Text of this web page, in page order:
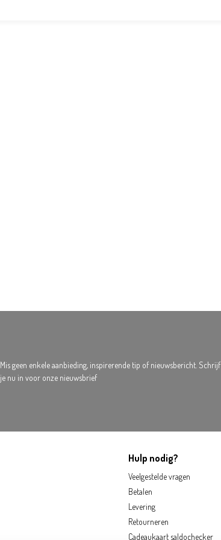
Mis geen enkele aanbieding, inspirerende tip of nieuwsbericht. Schrijf
je nu in voor onze nieuwsbrief
Hulp nodig?
Veelgestelde vragen
Betalen
Levering
Retourneren
Cadeaukaart saldochecker